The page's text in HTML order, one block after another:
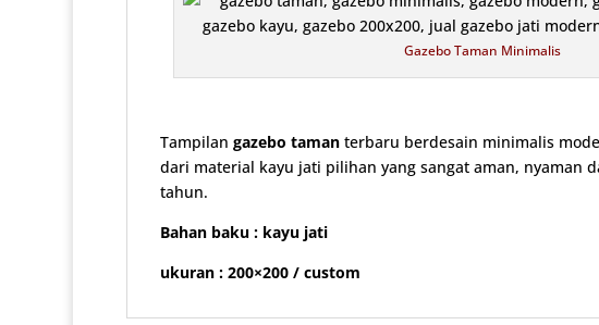
Gazebo Taman Minimalis
Tampilangazebo taman terbaru berdesain minimalis
dari material kayu jati pilihan yang sangat aman, nyaman
tahun.
Bahan baku : kayu jati
ukuran : 200×200 / custom